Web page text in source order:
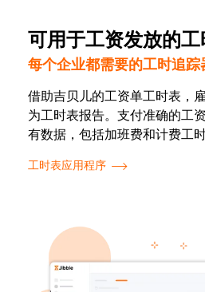
可用于工资发放的
每个企业都需要的工时追踪
借助吉贝儿的工资单工时表，
为工时表报告。支付准确的工
有数据，包括加班费和计费工时
工时表应用程序